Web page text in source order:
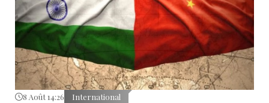
8 Août 14:26 International